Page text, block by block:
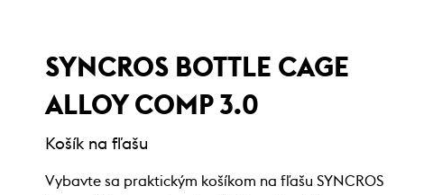
SYNCROS BOTTLE CAGE
ALLOY COMP 3.0
Košík na fľašu
Vybavte sa praktickým košíkom na fľašu SYNCROS